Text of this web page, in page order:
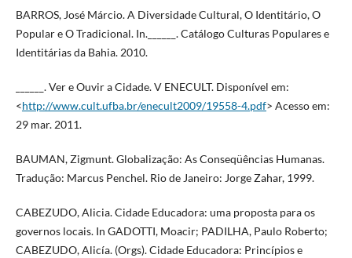
BARROS, José Márcio. A Diversidade Cultural, O Identitário, O
Popular e O Tradicional. In.______. Catálogo Culturas Populares e
Identitárias da Bahia. 2010.
______. Ver e Ouvir a Cidade. V ENECULT. Disponível em:
<http://www.cult.ufba.br/enecult2009/19558-4.pdf> Acesso em:
29 mar. 2011.
BAUMAN, Zigmunt. Globalização: As Conseqüências Humanas.
Tradução: Marcus Penchel. Rio de Janeiro: Jorge Zahar, 1999.
CABEZUDO, Alicia. Cidade Educadora: uma proposta para os
governos locais. In GADOTTI, Moacir; PADILHA, Paulo Roberto;
CABEZUDO, Alicía. (Orgs). Cidade Educadora: Princípios e